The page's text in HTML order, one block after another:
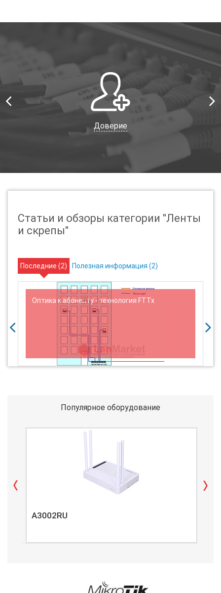
Доверие
Статьи и обзоры категории "Ленты
и скрепы"
Последние (2) Полезная информация (2)
Оптика к абоненту - технология FTTx
Популярное оборудование
A3002RU